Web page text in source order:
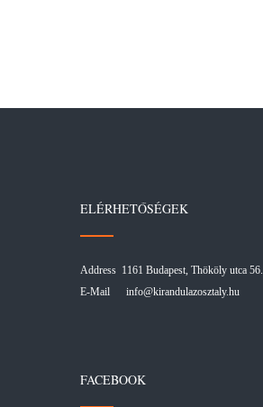
ELÉRHETŐSÉGEK
Address 1161 Budapest, Thököly utca 56.
E-Mail info@kirandulazosztaly.hu
FACEBOOK